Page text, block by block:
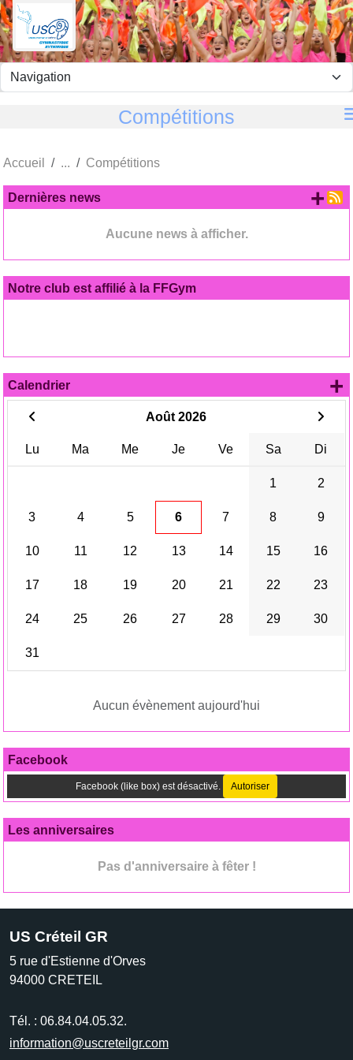
Compétitions
Accueil Compétitions
Dernières news
Aucune news à afficher.
+
Notre club est affilié à la FFGym
Calendrier
Août 2026
Lu Ma Me Je Ve Sa Di
1 2
3 4 5 6 7 8 9
10 11 12 13 14 15 16
17 18 19 20 21 22 23
24 25 26 27 28 29 30
31
Aucun évènement aujourd'hui
+
Facebook
Facebook (like box) est désactivé. Autoriser
Les anniversaires
Pas d'anniversaire à fêter !
US Créteil GR
5 rue d'Estienne d'Orves
94000 CRETEIL
Tél. : 06.84.04.05.32.
information@uscreteilgr.com
Panneau de gestion des cookies